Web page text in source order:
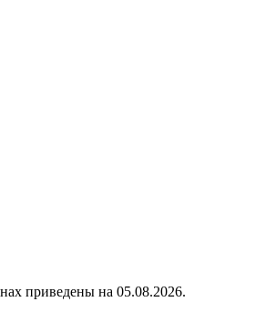
приведены на 05.08.2026.